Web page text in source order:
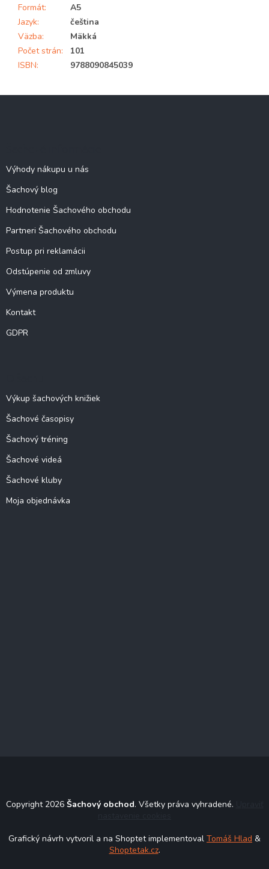
Formát:
A5
Jazyk:
čeština
Väzba:
Mäkká
Počet strán:
101
ISBN: 9788090845039
Výhody nákupu u nás
Šachový blog
Hodnotenie Šachového obchodu
Partneri Šachového obchodu
Postup pri reklamácii
Odstúpenie od zmluvy
Výmena produktu
Kontakt
GDPR
Výkup šachových knižiek
Šachové časopisy
Šachový tréning
Šachové videá
Šachové kluby
Moja objednávka
Copyright 2026 Šachový obchod. Všetky práva vyhradené.
Grafický návrh vytvoril a na Shoptet implementoval Tomáš Hlad &
Shoptetak.cz.